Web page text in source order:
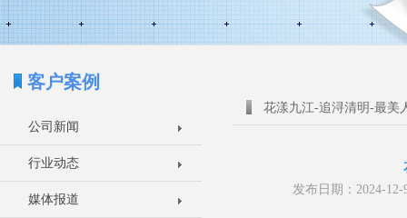
客户案例
公司新闻
行业动态
媒体报道
花漾九江-追浔清明-最美
发布日期：2024-